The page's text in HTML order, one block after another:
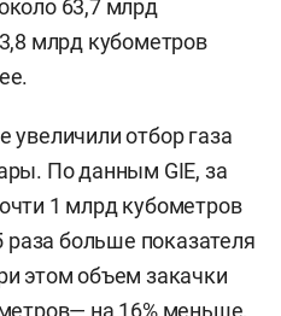
63,7 млрд
млрд кубометров
отбор газа
По данным GIE, за
1 млрд кубометров
раза больше показателя
этом объем закачки
на 16% меньше,